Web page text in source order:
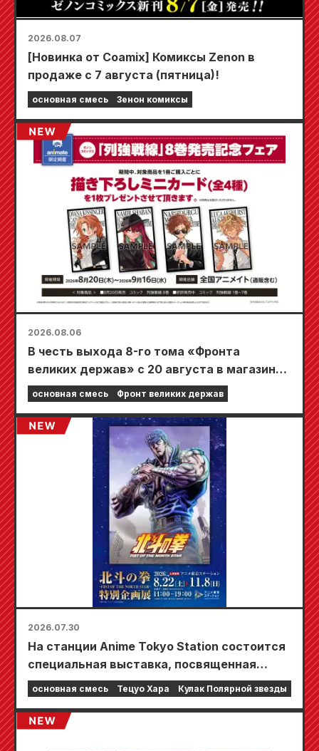
2026.08.07
[Новинка от Coamix] Комиксы Zenon в
продаже с 7 августа (пятница)!
основная смесь Зенон комиксы
2026.08.06
В честь выхода 8-го тома «Фронта
великих держав» с 20 августа в магазинах
Animate по всей стране пройдет
ограниченная по времени ярмарка, где вы
сможете получить специально
разработанную мини-карту (всего 4 вида)!
основная смесь Фронт великих держав
2026.07.30
На станции Anime Tokyo Station состоится
специальная выставка, посвященная
фильму «Кулак Северной звезды»!!
основная смесь Тецуо Хара Кулак Полярной звезды